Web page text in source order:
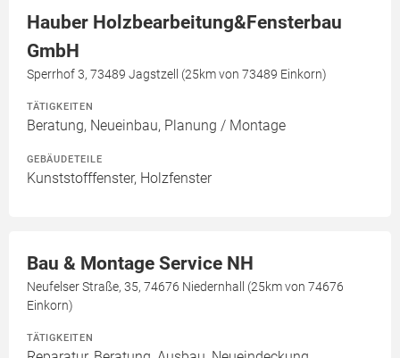
Hauber Holzbearbeitung&Fensterbau
GmbH
Sperrhof 3, 73489 Jagstzell (25km von 73489 Einkorn)
TÄTIGKEITEN
Beratung, Neueinbau, Planung / Montage
GEBÄUDETEILE
Kunststofffenster, Holzfenster
Bau & Montage Service NH
Neufelser Straße, 35, 74676 Niedernhall (25km von 74676
Einkorn)
TÄTIGKEITEN